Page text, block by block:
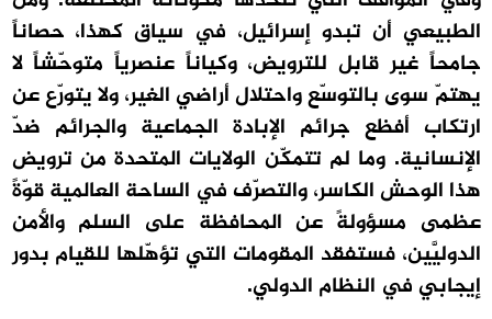
الطبيعي أن تبدو إسرائيل، في سياق كهذا، حصاناً
جامحاً غير قابل للترويض، وكياناً عنصرياً متوحّشاً لا
يهتمّ سوى بالتوسّع واحتلال أراضي الغير، ولا يتورّع عن
ارتكاب أفظع جرائم الإبادة الجماعية والجرائم ضدّ
الإنسانية. وما لم تتمكّن الولايات المتحدة من ترويض
هذا الوحش الكاسر، والتصرّف في الساحة العالمية قوّةً
عظمى مسؤولةً عن المحافظة على السلم والأمن
الدوليَّين، فستفقد المقومات التي تؤهّلها للقيام بدور
إيجابي في النظام الدولي.